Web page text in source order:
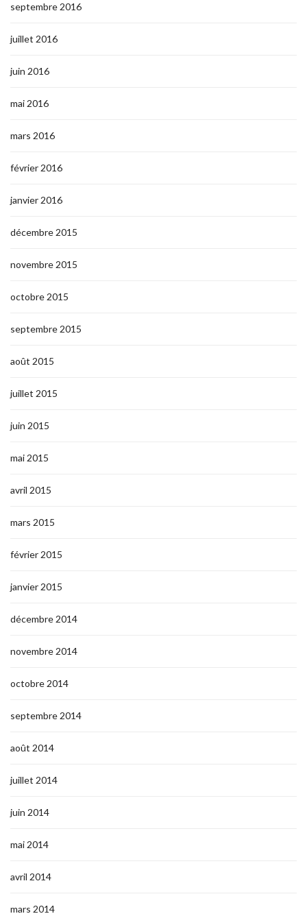
septembre 2016
juillet 2016
juin 2016
mai 2016
mars 2016
février 2016
janvier 2016
décembre 2015
novembre 2015
octobre 2015
septembre 2015
août 2015
juillet 2015
juin 2015
mai 2015
avril 2015
mars 2015
février 2015
janvier 2015
décembre 2014
novembre 2014
octobre 2014
septembre 2014
août 2014
juillet 2014
juin 2014
mai 2014
avril 2014
mars 2014